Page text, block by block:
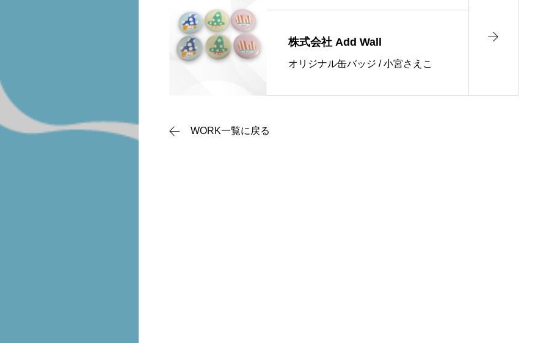
CONTACT
株式会社 Add Wall
オリジナル缶バッジ / 小宮さえこ
WORK一覧に戻る